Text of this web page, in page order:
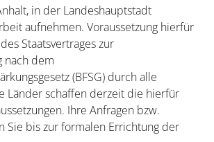
in der Landeshauptstadt
aufnehmen. Voraussetzung hierfür
Staatsvertrages zur
nach dem
(BFSG) durch alle
Länder schaffen derzeit die hierfür
Ihre Anfragen bzw.
Sie bis zur formalen Errichtung der